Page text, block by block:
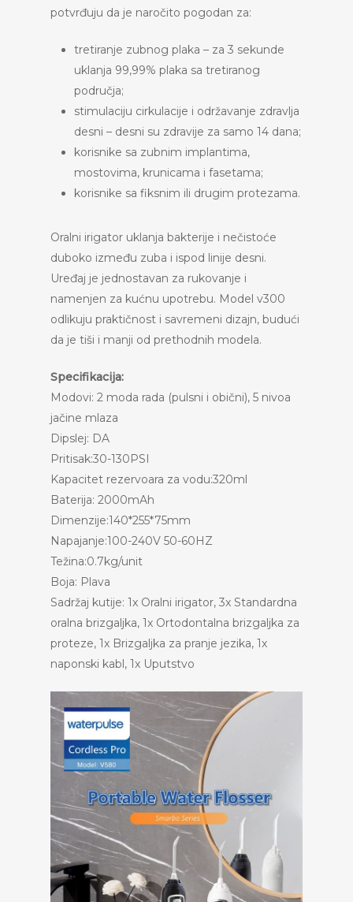
potvrđuju da je naročito pogodan za:
tretiranje zubnog plaka – za 3 sekunde
uklanja 99,99% plaka sa tretiranog
područja;
stimulaciju cirkulacije i održavanje zdravlja
desni – desni su zdravije za samo 14 dana;
korisnike sa zubnim implantima,
mostovima, krunicama i fasetama;
korisnike sa fiksnim ili drugim protezama.
Oralni irigator uklanja bakterije i nečistoće
duboko između zuba i ispod linije desni.
Uređaj je jednostavan za rukovanje i
namenjen za kućnu upotrebu. Model v300
odlikuju praktičnost i savremeni dizajn, budući
da je tiši i manji od prethodnih modela.
Specifikacija:
Modovi: 2 moda rada (pulsni i obični), 5 nivoa
jačine mlaza
Dipslej: DA
Pritisak:30-130PSI
Kapacitet rezervoara za vodu:320ml
Baterija: 2000mAh
Dimenzije:140*255*75mm
Napajanje:100-240V 50-60HZ
Težina:0.7kg/unit
Boja: Plava
Sadržaj kutije: 1x Oralni irigator, 3x Standardna
oralna brizgaljka, 1x Ortodontalna brizgaljka za
proteze, 1x Brizgaljka za pranje jezika, 1x
naponski kabl, 1x Uputstvo